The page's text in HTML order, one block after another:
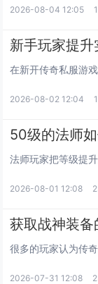
2026-08-04 12:05
新手玩家提
2026-08-02 12:04
50级的法师
2026-08-01 12:08
获取战神装
2026-07-31 12:08